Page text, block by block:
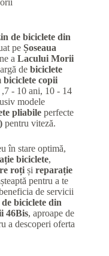
de biciclete din
pe Șoseaua
a Lacului Morii
de biciclete
biciclete copii
- 10 ani, 10 - 14
modele
pliabile perfecte
pentru viteză.
în stare optimă,
biciclete,
roți și reparație
pentru a te
de servicii
biciclete din
46Bis, aproape de
a descoperi oferta